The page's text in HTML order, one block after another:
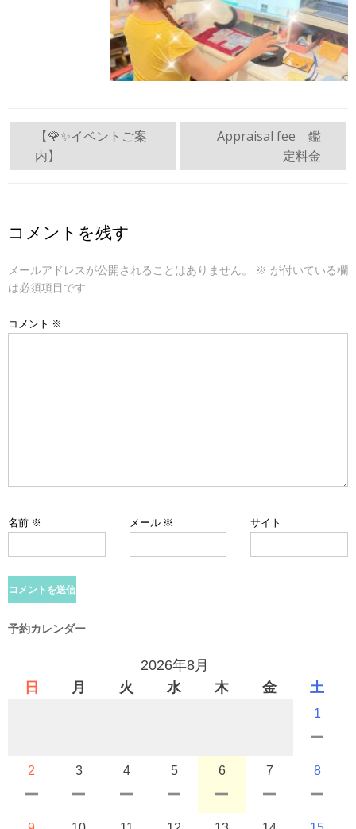
稿
ビ
ゲ
ー
シ
【🌹✨イベントご案
内】
Appraisal fee 鑑
定料金
コメントを残す
メールアドレスが公開されることはありません。 ※ が付いている欄
は必須項目です
コメント ※
名前 ※ メール ※ サイト
予約カレンダー
2026年8月
日
月 火 水 木 金 土
1
2 3 4 5 6 7 8